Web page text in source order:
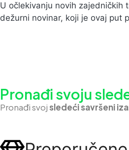
U očlekivanju novih zajedničkih
dežurni novinar, koji je ovaj put
Pronađi svoju
Pronađi svojsledeći savršeni